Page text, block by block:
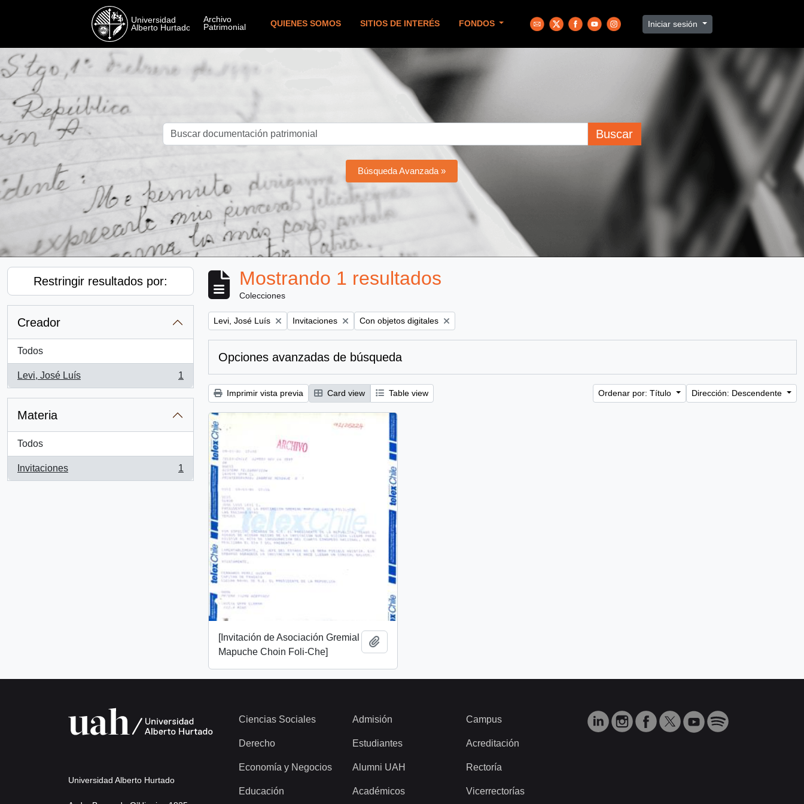
QUIENES SOMOS SITIOS DE INTERÉS FONDOS Iniciar sesión
Buscar
Búsqueda Avanzada »
Restringir resultados por:
Creador
Todos
Levi, José Luís
, 1 resultados
1
Materia
Todos
Invitaciones
, 1 resultados
1
Mostrando 1 resultados
Colecciones
Remove filter:
Levi, José Luís Remove filter:
Invitaciones Remove filter:
Con objetos digitales
Opciones avanzadas de búsqueda
Imprimir vista previa Card view Table view Ordenar por: Título Dirección: Descendente
[Invitación de Asociación Gremial
Mapuche Choin Foli-Che]
Universidad Alberto Hurtado
Ciencias Sociales
Derecho
Economía y Negocios
Educación
Admisión
Estudiantes
Alumni UAH
Académicos
Campus
Acreditación
Rectoría
Vicerrectorías